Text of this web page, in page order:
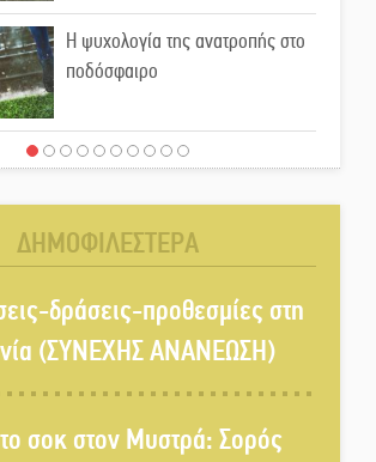
Η ψυχολογία της ανατροπής στο
ποδόσφαιρο
Ένα «ταξίδι» τέχνης και
την τέχνη της πέτρας
Στους ρυθμούς της Ελεωνόρας
Ζουγανέλη το Σαϊνοπούλειο
ΔΗΜΟΦΙΛΕΣΤΕΡΑ
δράσεις-προθεσμίες στη
(ΣΥΝΕΧΗΣ ΑΝΑΝΕΩΣΗ)
σοκ στον Μυστρά: Σορός